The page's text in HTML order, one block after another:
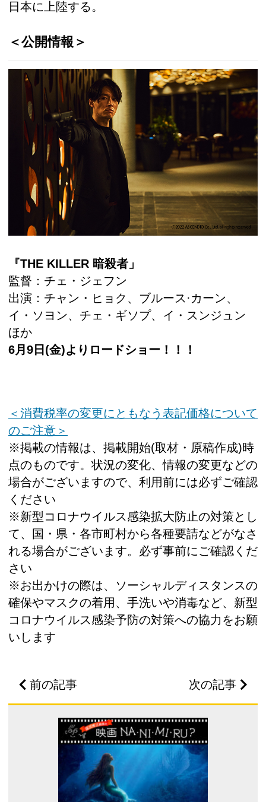
日本に上陸する。
＜公開情報＞
『THE KILLER 暗殺者」
監督：チェ・ジェフン
出演：チャン・ヒョク、ブルース·カーン、
イ・ソヨン、チェ・ギソプ、イ・スンジュン
ほか
6月9日(金)よりロードショー！！！
＜消費税率の変更にともなう表記価格について
のご注意＞
※掲載の情報は、掲載開始(取材・原稿作成)時
点のものです。状況の変化、情報の変更などの
場合がございますので、利用前には必ずご確認
ください
※新型コロナウイルス感染拡大防止の対策とし
て、国・県・各市町村から各種要請などがなさ
れる場合がございます。必ず事前にご確認くだ
さい
※お出かけの際は、ソーシャルディスタンスの
確保やマスクの着用、手洗いや消毒など、新型
コロナウイルス感染予防の対策への協力をお願
いします
前の記事 次の記事